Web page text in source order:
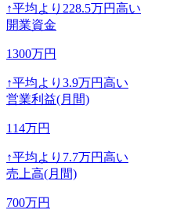
↑平均より 228.5万円高い
開業資金
1300万円
↑平均より 3.9万円高い
営業利益(月間)
114万円
↑平均より 7.7万円高い
売上高(月間)
700万円